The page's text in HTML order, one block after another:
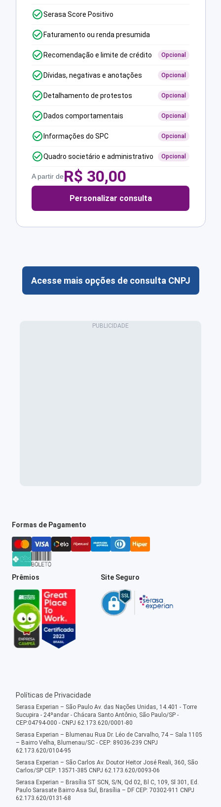
Serasa Score Positivo
Faturamento ou renda presumida
Recomendação e limite de crédito Opcional
Dívidas, negativas e anotações Opcional
Detalhamento de protestos Opcional
Dados comportamentais Opcional
Informações do SPC Opcional
Quadro societário e administrativo Opcional
A partir deR$ 30,00
Personalizar consulta
Acesse mais opções de consulta CNPJ
Formas de Pagamento
Prêmios Site Seguro
Políticas de Privacidade
Serasa Experian – São Paulo Av. das Nações Unidas, 14.401 - Torre
Sucupira - 24ºandar - Chácara Santo Antônio, São Paulo/SP -
CEP:04794-000 - CNPJ 62.173.620/0001-80
Serasa Experian – Blumenau Rua Dr. Léo de Carvalho, 74 – Sala 1105
– Bairro Velha, Blumenau/SC - CEP: 89036-239 CNPJ
62.173.620/0104-95
Serasa Experian – São Carlos Av. Doutor Heitor José Reali, 360, São
Carlos/SP CEP: 13571-385 CNPJ 62.173.620/0093-06
Serasa Experian – Brasília ST SCN, S/N, Qd 02, Bl C, 109, Sl 301, Ed.
Paulo Sarasate Bairro Asa Sul, Brasília – DF CEP: 70302-911 CNPJ
62.173.620/0131-68